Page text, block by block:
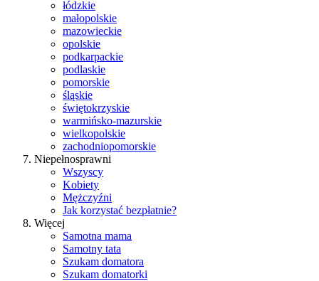
łódzkie
małopolskie
mazowieckie
opolskie
podkarpackie
podlaskie
pomorskie
śląskie
świętokrzyskie
warmińsko-mazurskie
wielkopolskie
zachodniopomorskie
Niepełnosprawni
Wszyscy
Kobiety
Mężczyźni
Jak korzystać bezpłatnie?
Więcej
Samotna mama
Samotny tata
Szukam domatora
Szukam domatorki